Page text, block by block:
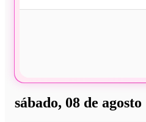
sábado, 08 de agosto